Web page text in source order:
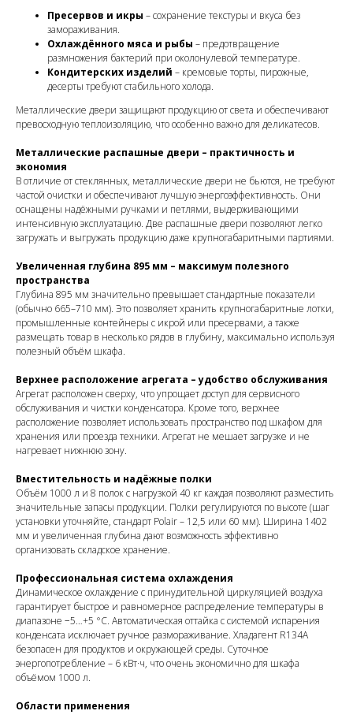
Пресервов и икры – сохранение текстуры и вкуса без
замораживания.
Охлаждённого мяса и рыбы – предотвращение
размножения бактерий при околонулевой температуре.
Кондитерских изделий – кремовые торты, пирожные,
десерты требуют стабильного холода.
Металлические двери защищают продукцию от света и обеспечивают
превосходную теплоизоляцию, что особенно важно для деликатесов.
Металлические распашные двери – практичность и
экономия
В отличие от стеклянных, металлические двери не бьются, не требуют
частой очистки и обеспечивают лучшую энергоэффективность. Они
оснащены надёжными ручками и петлями, выдерживающими
интенсивную эксплуатацию. Две распашные двери позволяют легко
загружать и выгружать продукцию даже крупногабаритными партиями.
Увеличенная глубина 895 мм – максимум полезного
пространства
Глубина 895 мм значительно превышает стандартные показатели
(обычно 665–710 мм). Это позволяет хранить крупногабаритные лотки,
промышленные контейнеры с икрой или пресервами, а также
размещать товар в несколько рядов в глубину, максимально используя
полезный объём шкафа.
Верхнее расположение агрегата – удобство обслуживания
Агрегат расположен сверху, что упрощает доступ для сервисного
обслуживания и чистки конденсатора. Кроме того, верхнее
расположение позволяет использовать пространство под шкафом для
хранения или проезда техники. Агрегат не мешает загрузке и не
нагревает нижнюю зону.
Вместительность и надёжные полки
Объём 1000 л и 8 полок с нагрузкой 40 кг каждая позволяют разместить
значительные запасы продукции. Полки регулируются по высоте (шаг
установки уточняйте, стандарт Polair – 12,5 или 60 мм). Ширина 1402
мм и увеличенная глубина дают возможность эффективно
организовать складское хранение.
Профессиональная система охлаждения
Динамическое охлаждение с принудительной циркуляцией воздуха
гарантирует быстрое и равномерное распределение температуры в
диапазоне −5…+5 °C. Автоматическая оттайка с системой испарения
конденсата исключает ручное размораживание. Хладагент R134A
безопасен для продуктов и окружающей среды. Суточное
энергопотребление – 6 кВт·ч, что очень экономично для шкафа
объёмом 1000 л.
Области применения